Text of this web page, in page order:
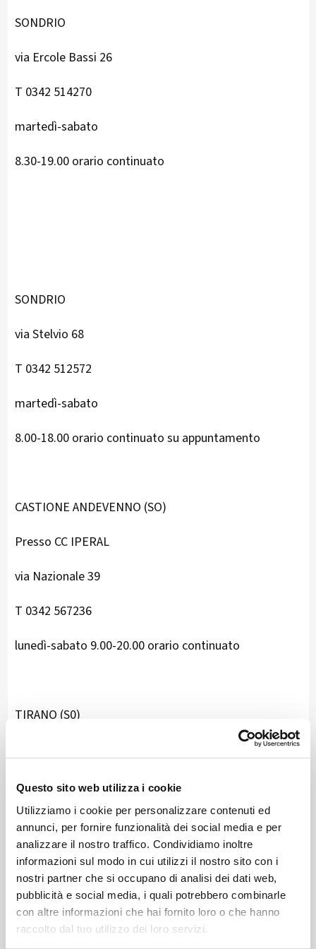
Questo sito web utilizza i cookie
Utilizziamo i cookie per personalizzare contenuti ed
annunci, per fornire funzionalità dei social media e per
analizzare il nostro traffico. Condividiamo inoltre
informazioni sul modo in cui utilizzi il nostro sito con i
nostri partner che si occupano di analisi dei dati web,
pubblicità e social media, i quali potrebbero combinarle
con altre informazioni che hai fornito loro o che hanno
raccolto dal tuo utilizzo dei loro servizi.
SONDRIO
via Ercole Bassi 26
T 0342 514270
martedì-sabato
8.30-19.00 orario continuato
SONDRIO
via Stelvio 68
T 0342 512572
martedì-sabato
8.00-18.00 orario continuato su appuntamento
CASTIONE ANDEVENNO (SO)
Presso CC IPERAL
via Nazionale 39
T 0342 567236
lunedì-sabato 9.00-20.00 orario continuato
TIRANO (S0)
T 346 7873126
martedì-sabato 9.00-18.00 orario continuato
MORBEGNO (S0)
via G. F. Damiani 11